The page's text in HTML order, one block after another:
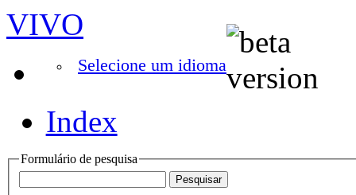
VIVO
Selecione um idioma
Index
Formulário de pesquisa